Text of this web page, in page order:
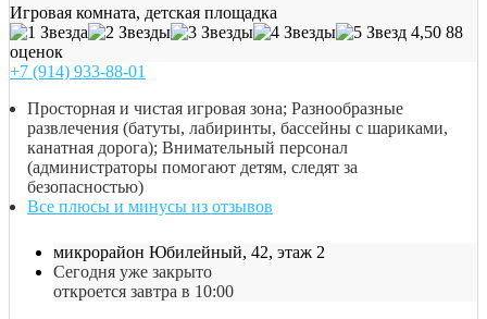
Игровая комната, детская площадка
4,50 88
оценок
+7 (914) 933-88-01
Просторная и чистая игровая зона; Разнообразные
развлечения (батуты, лабиринты, бассейны с шариками,
канатная дорога); Внимательный персонал
(администраторы помогают детям, следят за
безопасностью)
Все плюсы и минусы из отзывов
микрорайон Юбилейный, 42, этаж 2
Сегодня уже закрыто
откроется завтра в 10:00